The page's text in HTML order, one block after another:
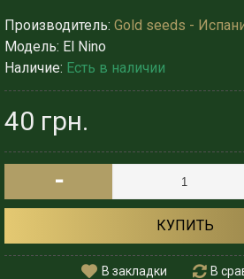
Производитель: Gold seeds -
Модель: El Nino
Наличие: Есть в наличии
40 грн.
-
КУПИТЬ
В закладки В